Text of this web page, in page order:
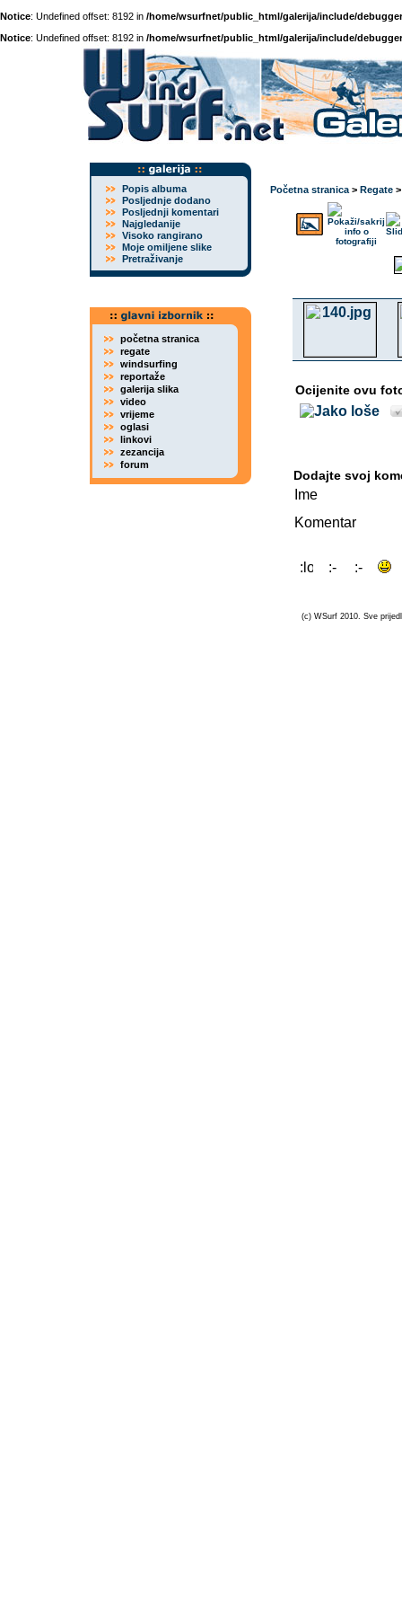
Notice: Undefined offset: 8192 in /home/wsurfnet/public_html/galerija/include/
Notice: Undefined offset: 8192 in /home/wsurfnet/public_html/galerija/include/
Popis albuma
Posljednje dodano
Posljednji komentari
Najgledanije
Visoko rangirano
Moje omiljene slike
Pretraživanje
početna stranica
regate
windsurfing
reportaže
galerija slika
video
vrijeme
oglasi
linkovi
zezancija
forum
Početna stranica > Regate
Ocijenite ovu
Dodajte svoj
Ime
Komentar
(c) WSurf 2010. Sve